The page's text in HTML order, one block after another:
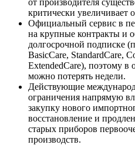
критически увеличивает
Официальный сервис в
на крупные контракты и
долгосрочной подписке
BasicCare, StandardCare,
ExtendedCare), поэтому в
можно потерять недели.
Действующие
ограничения напрямую
закупку нового
восстановление и
старых приборов
производств.